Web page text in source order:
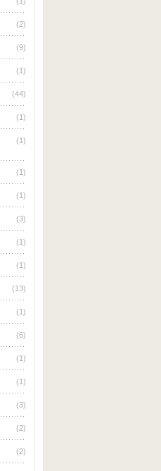
(2)
(9)
(1)
(44)
(1)
(1)
(1)
(1)
(3)
(1)
(1)
(13)
(1)
(6)
(1)
(1)
(3)
(2)
(2)